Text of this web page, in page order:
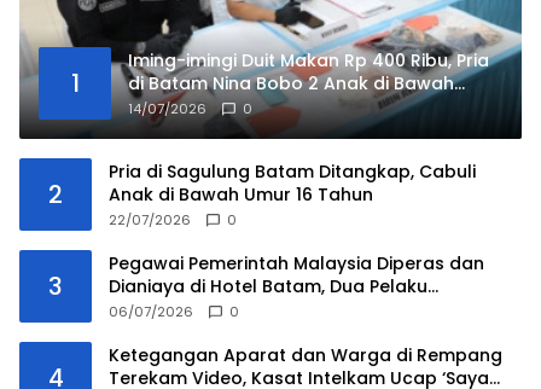
1
Iming-imingi Duit Makan Rp 400 Ribu, Pria
di Batam Nina Bobo 2 Anak di Bawah
Umur di Hotel
14/07/2026 0
2
Pria di Sagulung Batam Ditangkap, Cabuli
Anak di Bawah Umur 16 Tahun
22/07/2026 0
3
Pegawai Pemerintah Malaysia Diperas dan
Dianiaya di Hotel Batam, Dua Pelaku
Ditangkap
06/07/2026 0
4
Ketegangan Aparat dan Warga di Rempang
Terekam Video, Kasat Intelkam Ucap ‘Saya